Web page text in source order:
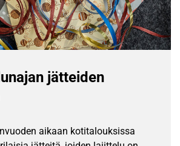
jätteiden
aikaan kotitalouksissa